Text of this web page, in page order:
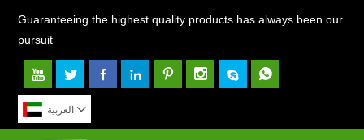
Guaranteeing the highest quality products has always been our
pursuit
       
العربية 